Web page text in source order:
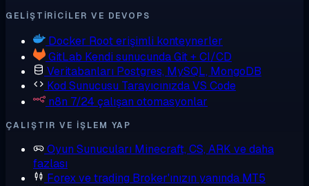
GELIŞTIRICILER VE DEVOPS
Docker Root erişimli konteynerler
GitLab Kendi sunucunda Git + CI/CD
Veritabanları Postgres, MySQL, MongoDB
Kod Sunucusu Tarayıcınızda VS Code
n8n 7/24 çalışan otomasyonlar
ÇALIŞTIR VE IŞLEM YAP
Oyun Sunucuları Minecraft, CS, ARK ve daha
fazlası
Forex ve trading Broker'ınızın yanında MT5